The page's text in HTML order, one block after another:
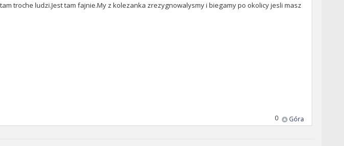
troche ludzi.Jest tam fajnie.My z kolezanka zrezygnowalysmy i biegamy po okolicy jesli masz
Góra
0